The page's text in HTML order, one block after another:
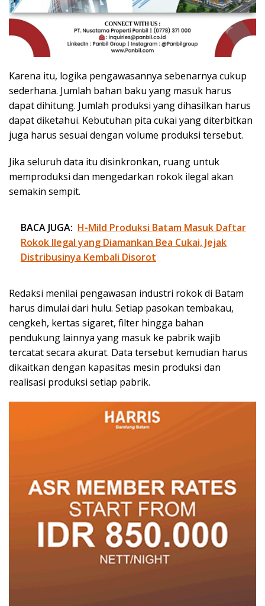
Karena itu, logika pengawasannya sebenarnya cukup
sederhana. Jumlah bahan baku yang masuk harus
dapat dihitung. Jumlah produksi yang dihasilkan harus
dapat diketahui. Kebutuhan pita cukai yang diterbitkan
juga harus sesuai dengan volume produksi tersebut.
Jika seluruh data itu disinkronkan, ruang untuk
memproduksi dan mengedarkan rokok ilegal akan
semakin sempit.
BACA JUGA: H-Mild Produksi Batam Masuk Daftar
Rokok Ilegal yang Diamankan Bea Cukai, Jejak
Distribusinya Kembali Disorot
Redaksi menilai pengawasan industri rokok di Batam
harus dimulai dari hulu. Setiap pasokan tembakau,
cengkeh, kertas sigaret, filter hingga bahan
pendukung lainnya yang masuk ke pabrik wajib
tercatat secara akurat. Data tersebut kemudian harus
dikaitkan dengan kapasitas mesin produksi dan
realisasi produksi setiap pabrik.